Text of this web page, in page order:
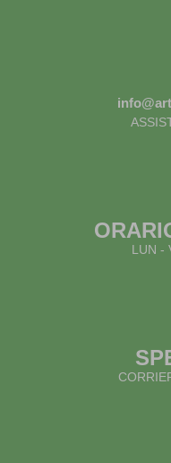
LUN -